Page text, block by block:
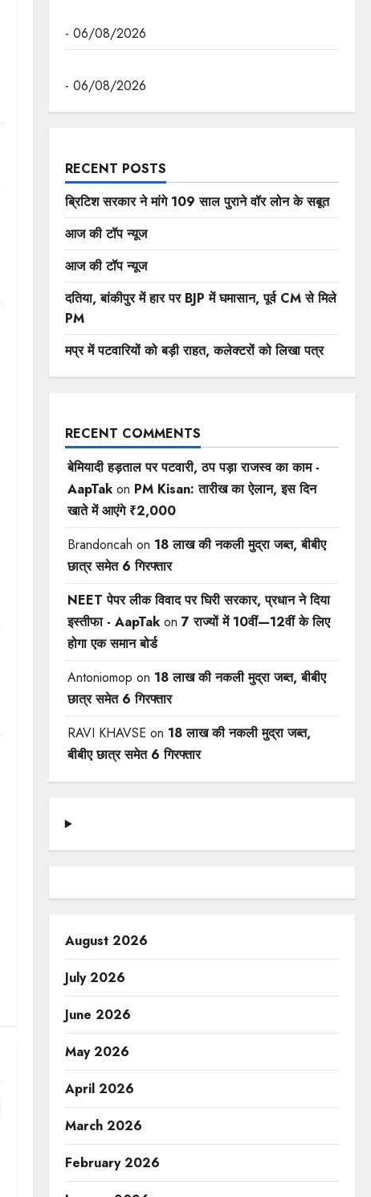
- 06/08/2026
- 06/08/2026
RECENT POSTS
ब्रिटिश सरकार ने मांगे 109 साल पुराने वॉर लोन के सबूत
आज की टॉप न्यूज
आज की टॉप न्यूज
दतिया, बांकीपुर में हार पर BJP में घमासान, पूर्व CM से मिले
PM
मप्र में पटवारियों को बड़ी राहत, कलेक्टरों को लिखा पत्र
RECENT COMMENTS
बेमियादी हड़ताल पर पटवारी, ठप पड़ा राजस्व का काम -
AapTakon PM Kisan: तारीख का ऐलान, इस दिन
खाते में आएंगे ₹2,000
Brandoncah on 18 लाख की नकली मुद्रा जब्त, बीबीए
छात्र समेत 6 गिरफ्तार
NEET पेपर लीक विवाद पर घिरी सरकार, प्रधान ने दिया
इस्तीफा - AapTakon 7 राज्यों में 10वीं—12वीं ​के लिए
होगा एक समान बोर्ड
Antoniomop on 18 लाख की नकली मुद्रा जब्त, बीबीए
छात्र समेत 6 गिरफ्तार
RAVI KHAVSEon 18 लाख की नकली मुद्रा जब्त,
बीबीए छात्र समेत 6 गिरफ्तार
August 2026
July 2026
June 2026
May 2026
April 2026
March 2026
February 2026